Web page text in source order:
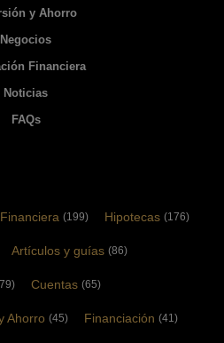
y Ahorro
Negocios
Financiera
Noticias
FAQs
(199) Hipotecas (176)
Artículos y guías (86)
Cuentas (65)
Ahorro (45) Financiación (41)